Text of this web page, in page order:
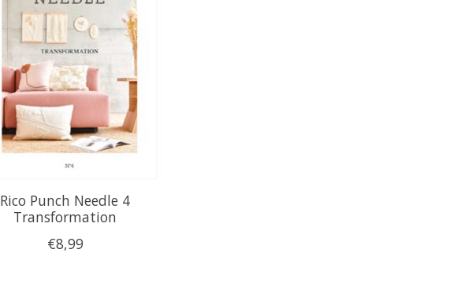
Rico Punch Needle 4
Transformation
€8,99